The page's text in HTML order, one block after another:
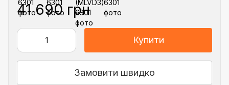
41 690 грн
Купити
Замовити швидко